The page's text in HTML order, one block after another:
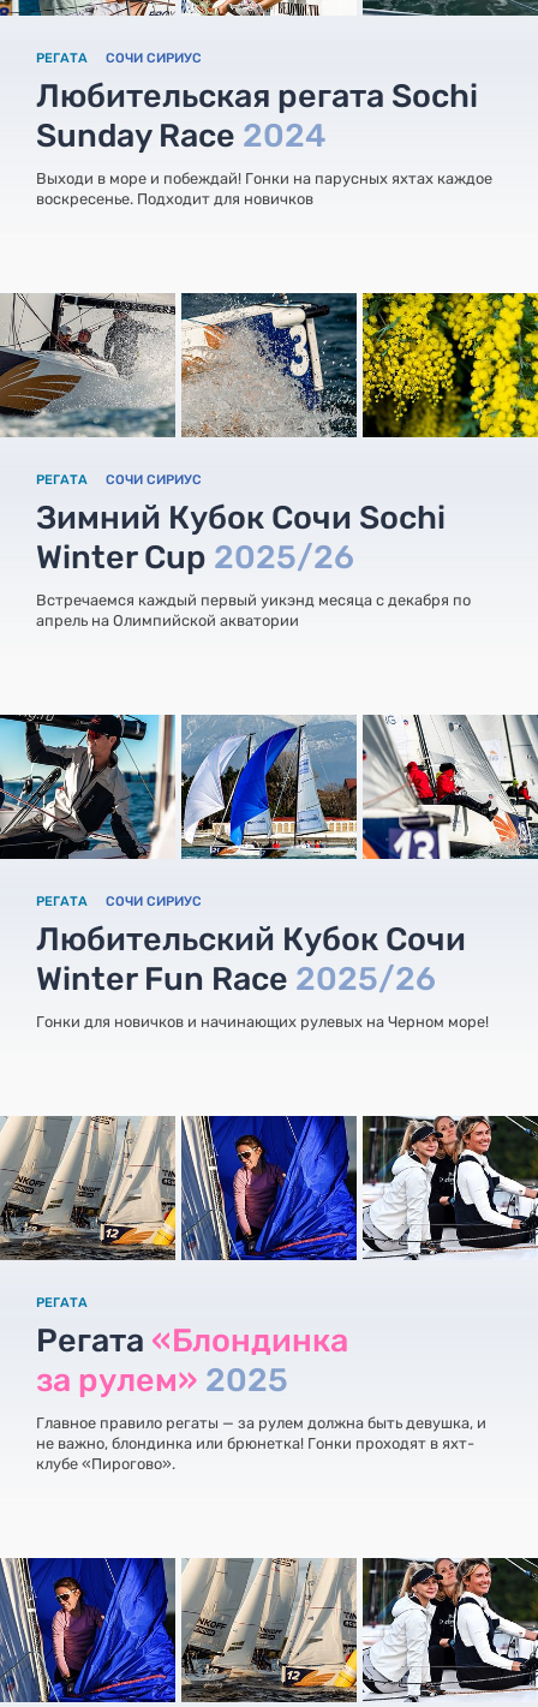
РЕГАТА СОЧИ СИРИУС
Любительская регата Sochi
Sunday Race 2024
Выходи в море и побеждай! Гонки на парусных яхтах каждое
воскресенье. Подходит для новичков
РЕГАТА СОЧИ СИРИУС
Зимний Кубок Сочи Sochi
Winter Cup 2025/26
Встречаемся каждый первый уикэнд месяца с декабря по
апрель на Олимпийской акватории
РЕГАТА СОЧИ СИРИУС
Любительский Кубок Сочи
Winter Fun Race 2025/26
Гонки для новичков и начинающих рулевых на Черном море!
РЕГАТА
Регата «Блондинка
за рулем» 2025
Главное правило регаты — за рулем должна быть девушка, и
не важно, блондинка или брюнетка! Гонки проходят в яхт-
клубе «Пирогово».